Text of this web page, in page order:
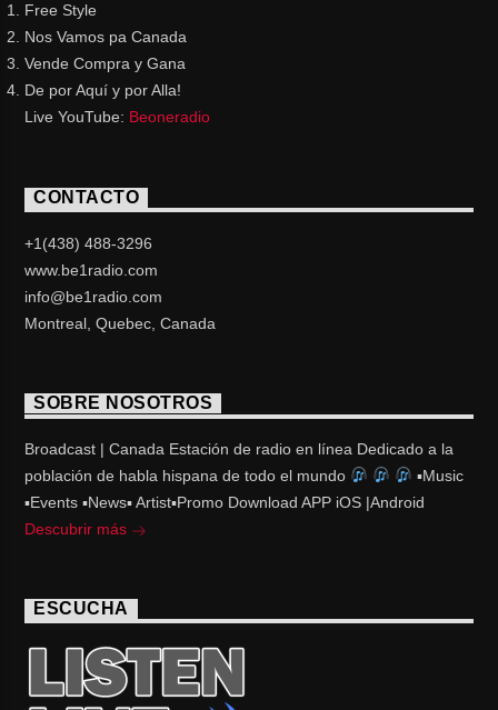
Free Style
Nos Vamos pa Canada
Vende Compra y Gana
De por Aquí y por Alla!
Live YouTube: Beoneradio
CONTACTO
+1(438) 488-3296
www.be1radio.com
info@be1radio.com
Montreal, Quebec, Canada
SOBRE NOSOTROS
Broadcast | Canada Estación de radio en línea Dedicado a la
población de habla hispana de todo el mundo
▪Music
▪Events ▪News▪ Artist▪Promo Download APP iOS |Android
Descubrir más
ESCUCHA